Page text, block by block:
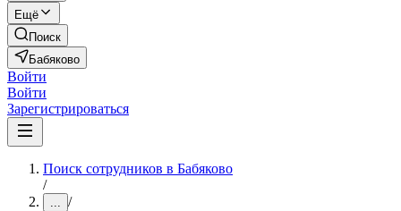
Ещё
Поиск
Бабяково
Войти
Войти
Зарегистрироваться
Поиск сотрудников в Бабяково
/
... /